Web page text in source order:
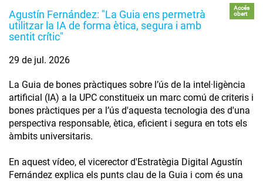
Agustín Fernández: "La Guia ens permetrà
utilitzar la IA de forma ètica, segura i amb
sentit crític"
Accés
obert
29 de jul. 2026
La Guia de bones pràctiques sobre l’ús de la intel·ligència
artificial (IA) a la UPC constitueix un marc comú de criteris i
bones pràctiques per a l’ús d'aquesta tecnologia des d'una
perspectiva responsable, ètica, eficient i segura en tots els
àmbits universitaris.
En aquest vídeo, el vicerector d'Estratègia Digital Agustín
Fernández explica els punts clau de la Guia i com és una